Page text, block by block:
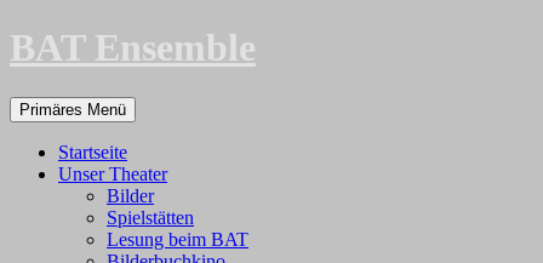
Zum
Inhalt
BAT Ensemble
Suchen
Primäres Menü
Startseite
Unser Theater
Bilder
Spielstätten
Lesung beim BAT